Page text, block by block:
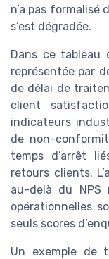
n’a pas formalisé
s’est dégradée.
Dans ce tableau
représentée par
de délai de
client
indicateurs
de non-
temps d’arrêt
retours clients.
au-delà du NPS
opérationnelles
seuls scores
Un exemple de